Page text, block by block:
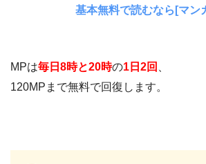
基本無料で読むなら[マン
MPは毎日8時と20時の1日2回
120MPまで無料で回復します。